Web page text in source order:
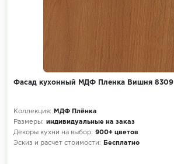
Фасад кухонный МДФ Пленка Вишня 8309
Коллекция:
МДФ Плёнка
Размеры: индивидуальные на заказ
Декоры кухни на выбор: 900+ цветов
Эскиз и расчет стоимости:
Бесплатно